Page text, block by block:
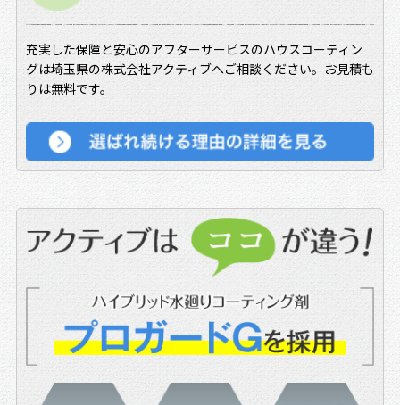
年末年始のご案内
2018.03.30
ホームページをリニューアル致しました。
充実した保障と安心のアフターサービスのハウスコーティン
グは埼玉県の株式会社アクティブへご相談ください。お見積も
りは無料です。